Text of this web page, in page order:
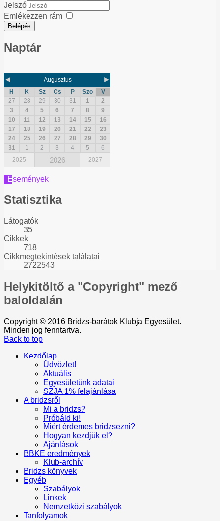
Jelszó
Emlékezzen rám
Belépés
Naptár
◄ Augusztus ►
H K Sz Cs P Szo
V
27
28 29 30 31 1
2
3
4 5 6 7 8
9
10
11 12 13 14 15
16
17
18 19 20 21 22
23
24
25 26 27 28 29
30
31
1 2 3 4 5
6
2025
2026 2027
Események
Statisztika
Látogatók
35
Cikkek
718
Cikkmegtekintések találatai
2722543
Helykitöltő a "Copyright" mező
baloldalán
Copyright © 2016 Bridzs-barátok Klubja Egyesület.
Minden jog fenntartva.
Back to top
Kezdőlap
Üdvözlet!
Aktuális
Egyesületünk adatai
SZJA 1% felajánlása
A bridzsről
Mi a bridzs?
Próbáld ki!
Miért érdemes bridzsezni?
Hogyan kezdjük el?
Ajánlások
BBKE eredmények
Klub-archív
Bridzs könyvek
Egyéb
Szabályok
Linkek
Nemzetközi szabályok
Tanfolyamok